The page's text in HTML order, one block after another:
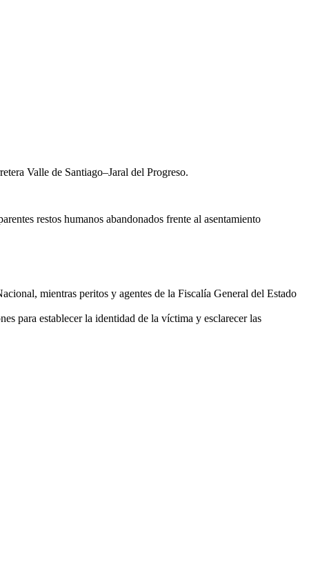
Valle de Santiago–Jaral del Progreso.
restos humanos abandonados frente al asentamiento
mientras peritos y agentes de la Fiscalía General del Estado
para establecer la identidad de la víctima y esclarecer las